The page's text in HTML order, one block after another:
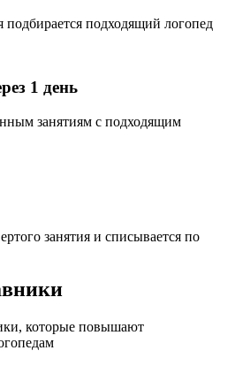
подбирается подходящий логопед
1 день
занятиям с подходящим
занятия и списывается по
которые повышают